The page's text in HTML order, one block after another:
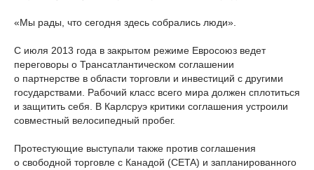
«Мы рады, что сегодня здесь собрались люди».
С июля 2013 года в закрытом режиме Евросоюз ведет
переговоры о Трансатлантическом соглашении
о партнерстве в области торговли и инвестиций с другими
государствами. Рабочий класс всего мира должен сплотиться
и защитить себя. В Карлсруэ критики соглашения устроили
совместный велосипедный пробег.
Протестующие выступали также против соглашения
о свободной торговле с Канадой (CETA) и запланированного